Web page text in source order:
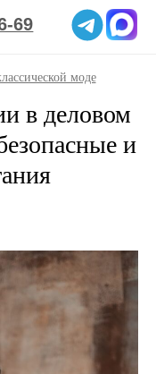
моде
в деловом
и